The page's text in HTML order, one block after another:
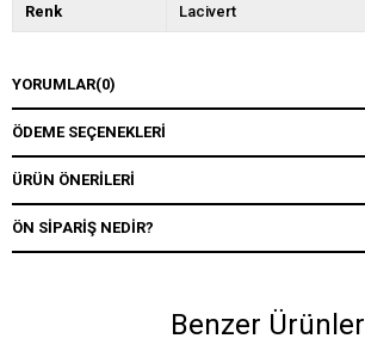
Renk Lacivert
YORUMLAR(0)
ÖDEME SEÇENEKLERI
ÜRÜN ÖNERILERI
ÖN SIPARIŞ NEDIR?
Benzer Ürünler